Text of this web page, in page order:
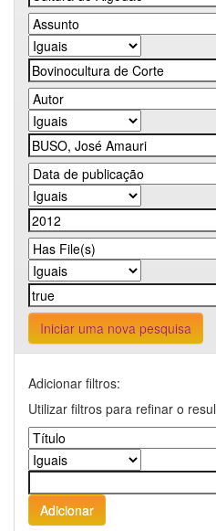
Iniciar uma nova pesquisa
Adicionar filtros:
Utilizar filtros para refinar o